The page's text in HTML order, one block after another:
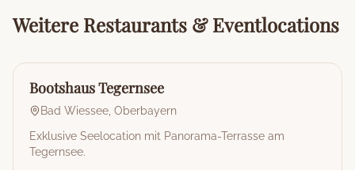
Weitere Restaurants & Eventlocations
🏰
Restaurant & Eventlocation
Bootshaus Tegernsee
Bad Wiessee Oberbayern
Exklusive Seelocation mit Panorama-Terrasse am
Tegernsee.